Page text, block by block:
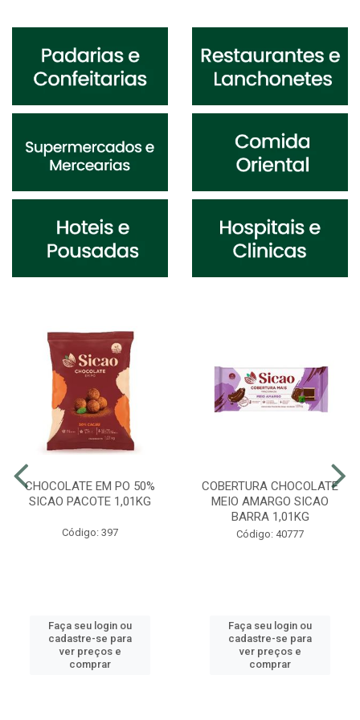
CHOCOLATE EM PO 50%
SICAO PACOTE 1,01KG
Código: 397
Faça seu login ou
cadastre-se para
ver preços e
comprar
COBERTURA CHOCOLATE
MEIO AMARGO SICAO
BARRA 1,01KG
Código: 40777
Faça seu login ou
cadastre-se para
ver preços e
comprar